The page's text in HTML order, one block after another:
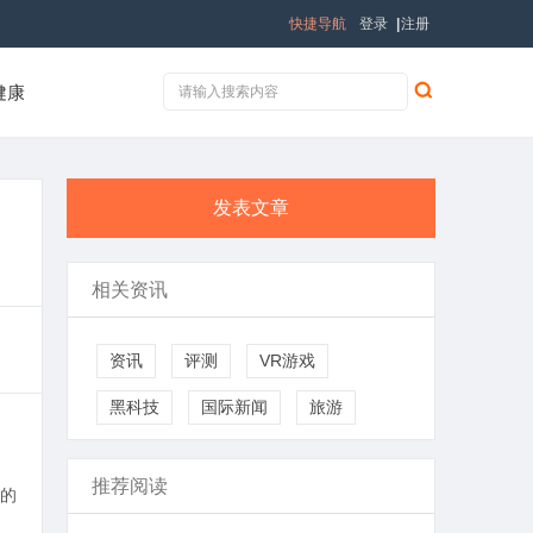
登录 注册
快捷导航
康
发表文章
相关资讯
资讯 评测 VR游戏
黑科技 国际新闻 旅游
推荐阅读